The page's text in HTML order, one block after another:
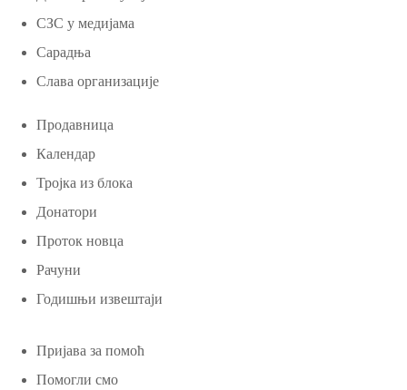
СЗС у медијама
Сарадња
Слава организације
Продавница
Календар
Тројка из блока
Донатори
Проток новца
Рачуни
Годишњи извештаји
Пријава за помоћ
Помогли смо